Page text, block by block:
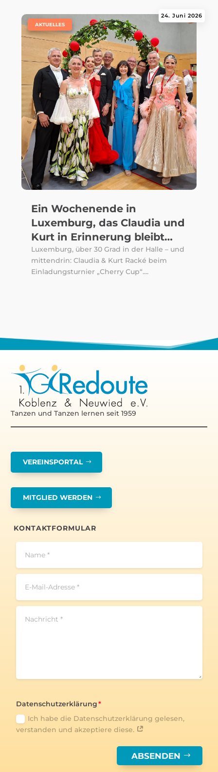
Ein Wochenende in
Luxemburg, das Claudia und
Kurt in Erinnerung bleibt…
24. Juni 2026
AKTUELLES
Luxemburg, über 30 Grad in der Halle – und
mittendrin: Claudia & Kurt Racké beim
Einladungsturnier „Cherry Cup“....
Tanzen und Tanzen lernen seit 1959
VEREINSPORTAL
MITGLIED WERDEN
KONTAKTFORMULAR
Datenschutzerklärung
Ich habe die Datenschutzerklärung gelesen,
verstanden und akzeptiere diese.
ABSENDEN